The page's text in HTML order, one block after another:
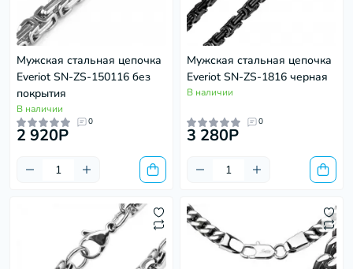
Мужская стальная цепочка
Everiot SN-ZS-150116 без
покрытия
В наличии
0
2 920P
Мужская стальная цепочка
Everiot SN-ZS-1816 черная
В наличии
0
3 280P